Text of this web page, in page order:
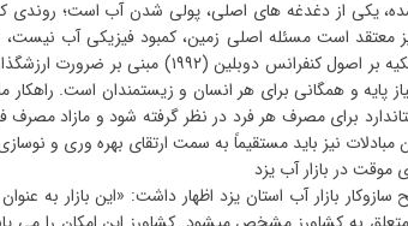
یکی از دغدغه های اصلی، پولی شدن آب است؛ روندی
است مسئله اصلی زمین، کمبود فیزیکی آب نیست،
پایه و همگانی برای هر انسان و زیستمندان است.
برای مصرف هر فرد در نظر گرفته شود و مازاد مصرف
مبادلات نیز باید مستقیماً به سمت ارتقای بهره وری و
موقت در بازار آب یزد
سازوکار بازار آب استان یزد اظهار داشت: «این بازار به